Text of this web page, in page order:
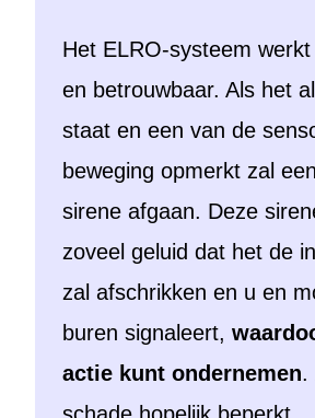
Het ELRO-systeem
en betrouwbaar. Als het
staat en een van de
beweging opmerkt zal
sirene afgaan. Deze
zoveel geluid dat het de
zal afschrikken en u en
buren signaleert,
actie kunt ondernemen.